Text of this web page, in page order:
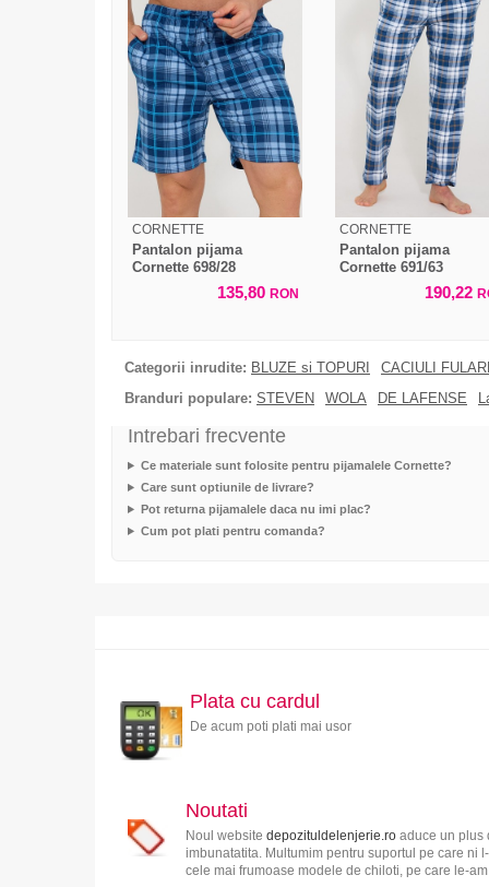
CORNETTE
Pantalon pijama
Cornette 698/28
135,80 RON
CORNETTE
Pantalon pijama
Cornette 691/63
190,22
Categorii inrudite: BLUZE si TOPURI CACIULI
Branduri populare: STEVEN WOLA DE LAFENSE
Intrebari frecvente
Ce materiale sunt folosite pentru pijamalele Cornette?
Care sunt optiunile de livrare?
Pot returna pijamalele daca nu imi plac?
Cum pot plati pentru comanda?
Plata cu cardul
De acum poti plati mai usor
Noutati
Noul website depozituldelenjerie.roaduce un plus
imbunatatita. Multumim pentru suportul pe care ni
cele mai frumoase modele de chiloti, pe care le-